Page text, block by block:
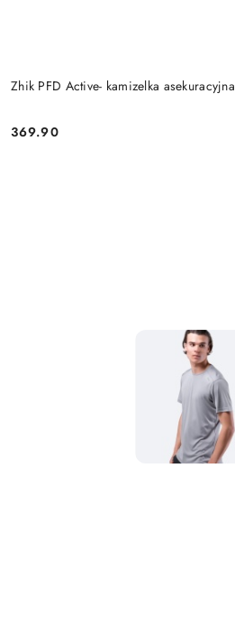
Zhik PFD Active- kamizelka asekuracyjna
Cena:
369.90